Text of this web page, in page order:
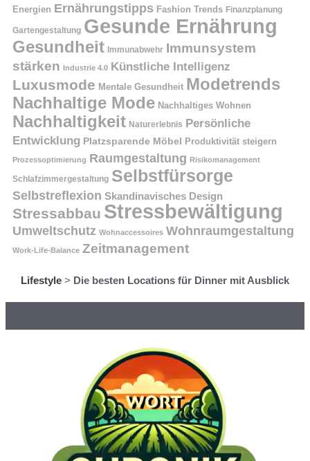
Energien Ernährungstipps Fashion Trends Finanzplanung
Gartengestaltung Gesunde Ernährung
Gesundheit Immunabwehr Immunsystem
stärken Industrie 4.0 Künstliche Intelligenz
Luxusmode Mentale Gesundheit Modetrends
Nachhaltige Mode Nachhaltiges Wohnen
Nachhaltigkeit Naturerlebnis Persönliche
Entwicklung Platzsparende Möbel Produktivität steigern
Prozessoptimierung Raumgestaltung Risikomanagement
Schlafzimmergestaltung Selbstfürsorge
Selbstreflexion Skandinavisches Design
Stressabbau Stressbewältigung
Umweltschutz Wohnaccessoires Wohnraumgestaltung
Work-Life-Balance Zeitmanagement
Lifestyle > Die besten Locations für Dinner mit Ausblick